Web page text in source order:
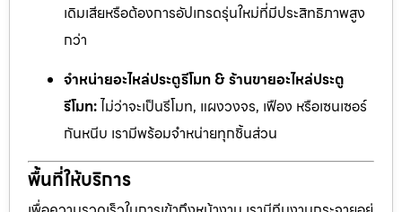
เดิมเสียหรือต้องการอัปเกรดรุ่นใหม่ที่มีประสิทธิภาพสูง
กว่า
จำหน่ายอะไหล่ประตูรีโมท & ร้านขายอะไหล่ประตู
รีโมท:ไม่ว่าจะเป็นรีโมท, แผงวงจร, เฟือง หรือเซนเซอร์
กันหนีบ เรามีพร้อมจำหน่ายทุกชิ้นส่วน
พื้นที่ให้บริการ